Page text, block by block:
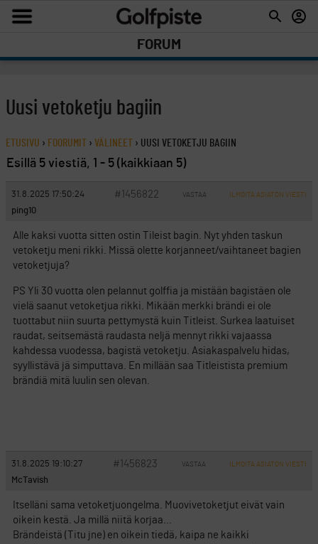
FORUM
Uusi vetoketju bagiin
ETUSIVU › FOORUMIT › VÄLINEET › UUSI VETOKETJU BAGIIN
Esillä 5 viestiä, 1 - 5 (kaikkiaan 5)
31.8.2025 17:50:24 #1456822 VASTAA ILMOITA ASIATON VIESTI
ping10
Alle kaksi vuotta sitten ostin Tileist bagin. Nyt yhden taskun
vetoketju meni rikki. Missä olette korjanneet/vaihtaneet bagien
vetoketjuja?
PS Yli 30 vuotta olen pelannut golffia ja mistään bagistäen ole
vielä saanut vetoketjua rikki. Mikään merkki brändi ei ole
tuottabut niin suurta pettymystä kuin Titleist. Surkea laatuiset
raudat, seitsemästä raudasta neljä mennyt rikki vajaassa
kahdessa vuodessa, bagistä vetoketju. Asiakaspalvelu hidas,
syyllistävä jä simputtava. En millään saa Titleistista premium
brändiä mitä luulin sen olevan.
31.8.2025 19:10:27 #1456823 VASTAA ILMOITA ASIATON VIESTI
McTavish
Itselläni sama vetoketjuongelma. Muovivetoketjut eivät vain
oikein kestä. Ja millä niitä korjaa…
Brändeistä (Titu jne) en oikein tiedä, kaipa ne kaikki